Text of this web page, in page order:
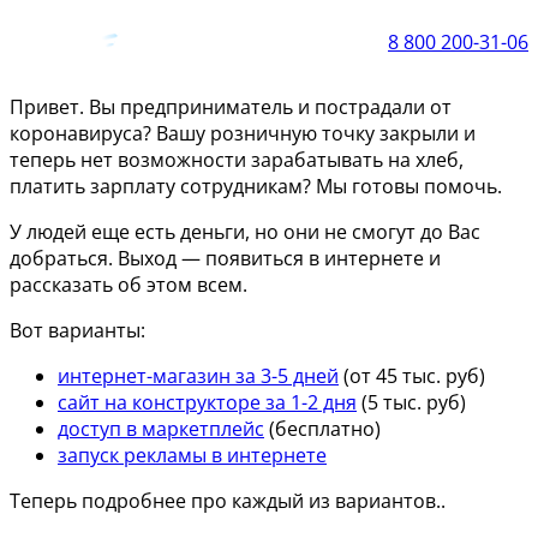
8 800 200-31-06
Привет. Вы предприниматель и пострадали от
коронавируса? Вашу розничную точку закрыли и
теперь нет возможности зарабатывать на хлеб,
платить зарплату сотрудникам? Мы готовы помочь.
У людей еще есть деньги, но они не смогут до Вас
добраться. Выход — появиться в интернете и
рассказать об этом всем.
Вот варианты:
интернет-магазин за 3-5 дней (от 45 тыс. руб)
сайт на конструкторе за 1-2 дня (5 тыс. руб)
доступ в маркетплейс (бесплатно)
запуск рекламы в интернете
Теперь подробнее про каждый из вариантов..